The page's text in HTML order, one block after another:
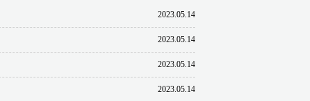
2023.05.14
2023.05.14
2023.05.14
2023.05.14